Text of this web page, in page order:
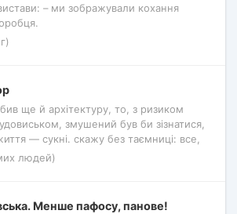
– ми зображували кохання
ще й архітектуру, то, з ризиком
змушений був би зізнатися,
— сукні. скажу без таємниці: все,
людей)
Менше пафосу, панове!